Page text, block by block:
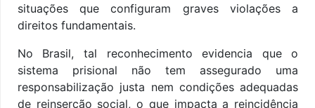
situações que configuram graves violações a
direitos fundamentais.
No Brasil, tal reconhecimento evidencia que o
sistema prisional não tem assegurado uma
responsabilização justa nem condições adequadas
de reinserção social, o que impacta a reincidência